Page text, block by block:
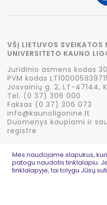
VŠĮ LIETUVOS SVEIKATOS
UNIVERSITETO KAUNO
Juridinio asmens kodas
PVM kodas
Josvainių g. 2, LT-47144,
Tel. (0 37) 306 000
Faksas (0 37) 306 073
info@kaunoligonine.lt
Duomenys kaupiami ir
registre
© 2026 Kauno ligoninė
Mes naudojame slapukus,
patogu naudotis tinklalapiu.
tinklalapyje, tai tolygu Jūsų